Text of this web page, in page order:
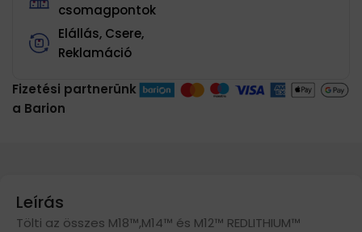
csomagpontok
Elállás, Csere,
Reklamáció
Fizetési partnerünk
a Barion
Leírás
Tölti az összes M18™,M14™ és M12™ REDLITHIUM™